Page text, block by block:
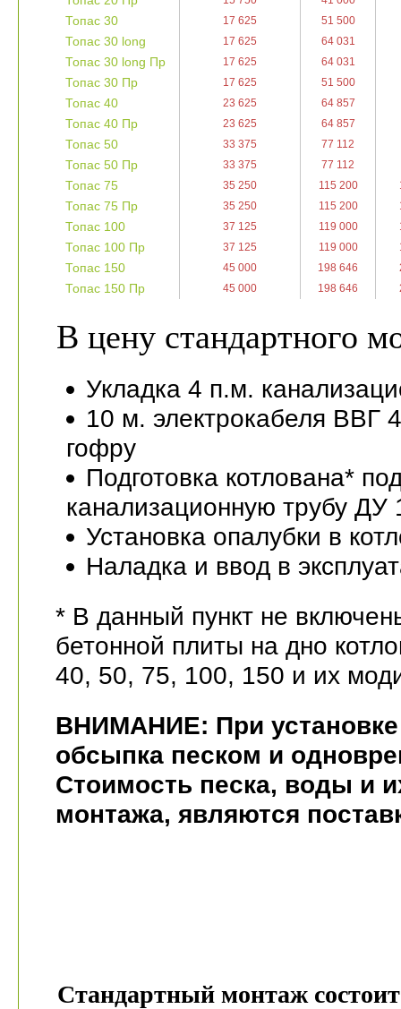
Топас 30 17 625 51 500
Топас 30 long 17 625 64 031
Топас 30 long Пр 17 625 64 031
Топас 30 Пр 17 625 51 500
Топас 40 23 625 64 857
Топас 40 Пр 23 625 64 857
Топас 50 33 375 77 112
Топас 50 Пр 33 375 77 112
Топас 75 35 250 115 200
Топас 75 Пр 35 250 115 200
Топас 100 37 125 119 000
Топас 100 Пр 37 125 119 000
Топас 150 45 000 198 646
Топас 150 Пр 45 000 198 646
В цену стандартного
Укладка 4 п.м.
10 м. электрокабеля ВВГ
гофру
Подготовка котлована*
канализационную трубу ДУ
Установка опалубки в
Наладка и ввод в
* В данный пункт не
бетонной плиты на дно
40, 50, 75, 100, 150 и их
ВНИМАНИЕ: При установке
обсыпка песком и
Стоимость песка, воды и
монтажа, являются
Стандартный монтаж